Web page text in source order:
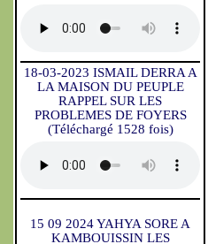
18-03-2023 ISMAIL DERRA A
LA MAISON DU PEUPLE
RAPPEL SUR LES
PROBLEMES DE FOYERS
(Téléchargé 1528 fois)
15 09 2024 YAHYA SORE A
KAMBOUISSIN LES